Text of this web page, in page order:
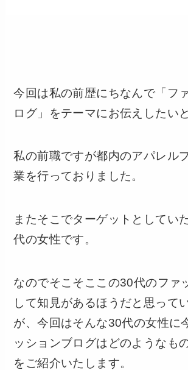
今回は私の前歴にちなんで「フ
ログ」をテーマにお伝えしたい
私の前職ですが都内のアパレル
業を行っておりました。
またそこでターゲットとしてい
代の女性です。
なのでそこそここの30代のファ
して知見があるほうだと思って
が、今回はそんな30代の女性に
ッションブログはどのようなも
をご紹介いたします。